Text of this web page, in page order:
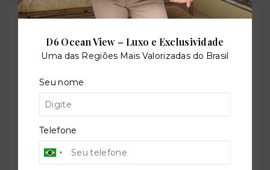
Outras Informações
Referência:
O-36857-80122
Perfil:
Residencial
D6 Ocean View – Luxo e Exclusividade
Uma das Regiões Mais Valorizadas do Brasil
Seu nome
Telefone